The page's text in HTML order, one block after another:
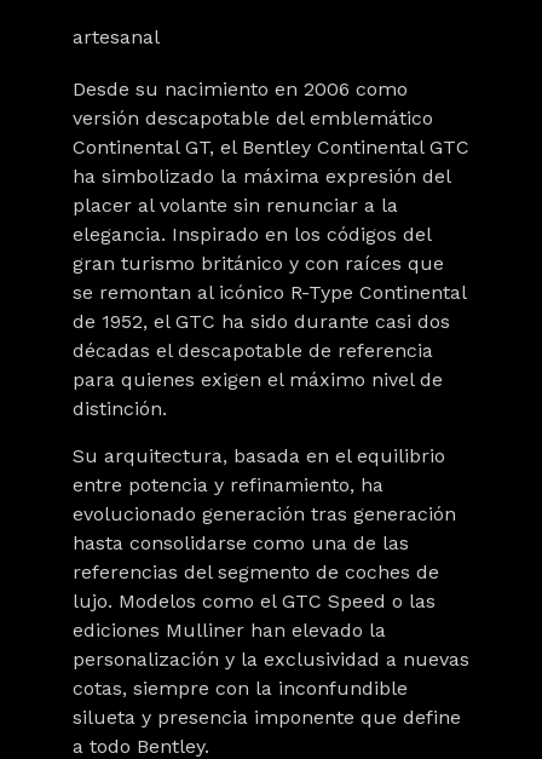
artesanal
Desde su nacimiento en 2006 como
versión descapotable del emblemático
Continental GT, el Bentley Continental GTC
ha simbolizado la máxima expresión del
placer al volante sin renunciar a la
elegancia. Inspirado en los códigos del
gran turismo británico y con raíces que
se remontan al icónico R-Type Continental
de 1952, el GTC ha sido durante casi dos
décadas el descapotable de referencia
para quienes exigen el máximo nivel de
distinción.
Su arquitectura, basada en el equilibrio
entre potencia y refinamiento, ha
evolucionado generación tras generación
hasta consolidarse como una de las
referencias del segmento de coches de
lujo. Modelos como el GTC Speed o las
ediciones Mulliner han elevado la
personalización y la exclusividad a nuevas
cotas, siempre con la inconfundible
silueta y presencia imponente que define
a todo Bentley.